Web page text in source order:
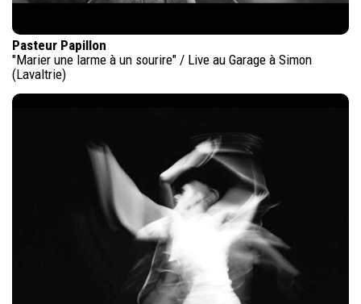
Pasteur Papillon
"Marier une larme à un sourire" / Live au Garage à Simon
(Lavaltrie)